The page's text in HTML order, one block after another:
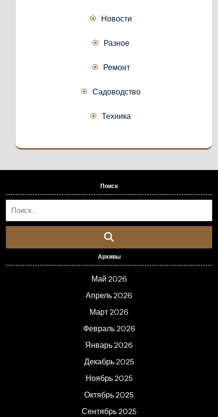
Новости
Разное
Ремонт
Садоводство
Техника
Поиск
Архивы
Май 2026
Апрель 2026
Март 2026
Февраль 2026
Январь 2026
Декабрь 2025
Ноябрь 2025
Октябрь 2025
Сентябрь 2025